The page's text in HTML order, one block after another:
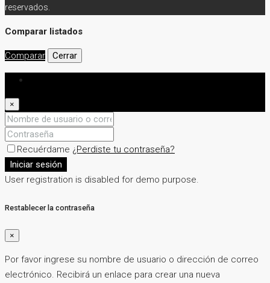
reservados.
Comparar listados
Comparar Cerrar
×
Recuérdame ¿Perdiste tu contraseña?
Iniciar sesión
User registration is disabled for demo purpose.
Restablecer la contraseña
×
Por favor ingrese su nombre de usuario o dirección de correo
electrónico. Recibirá un enlace para crear una nueva